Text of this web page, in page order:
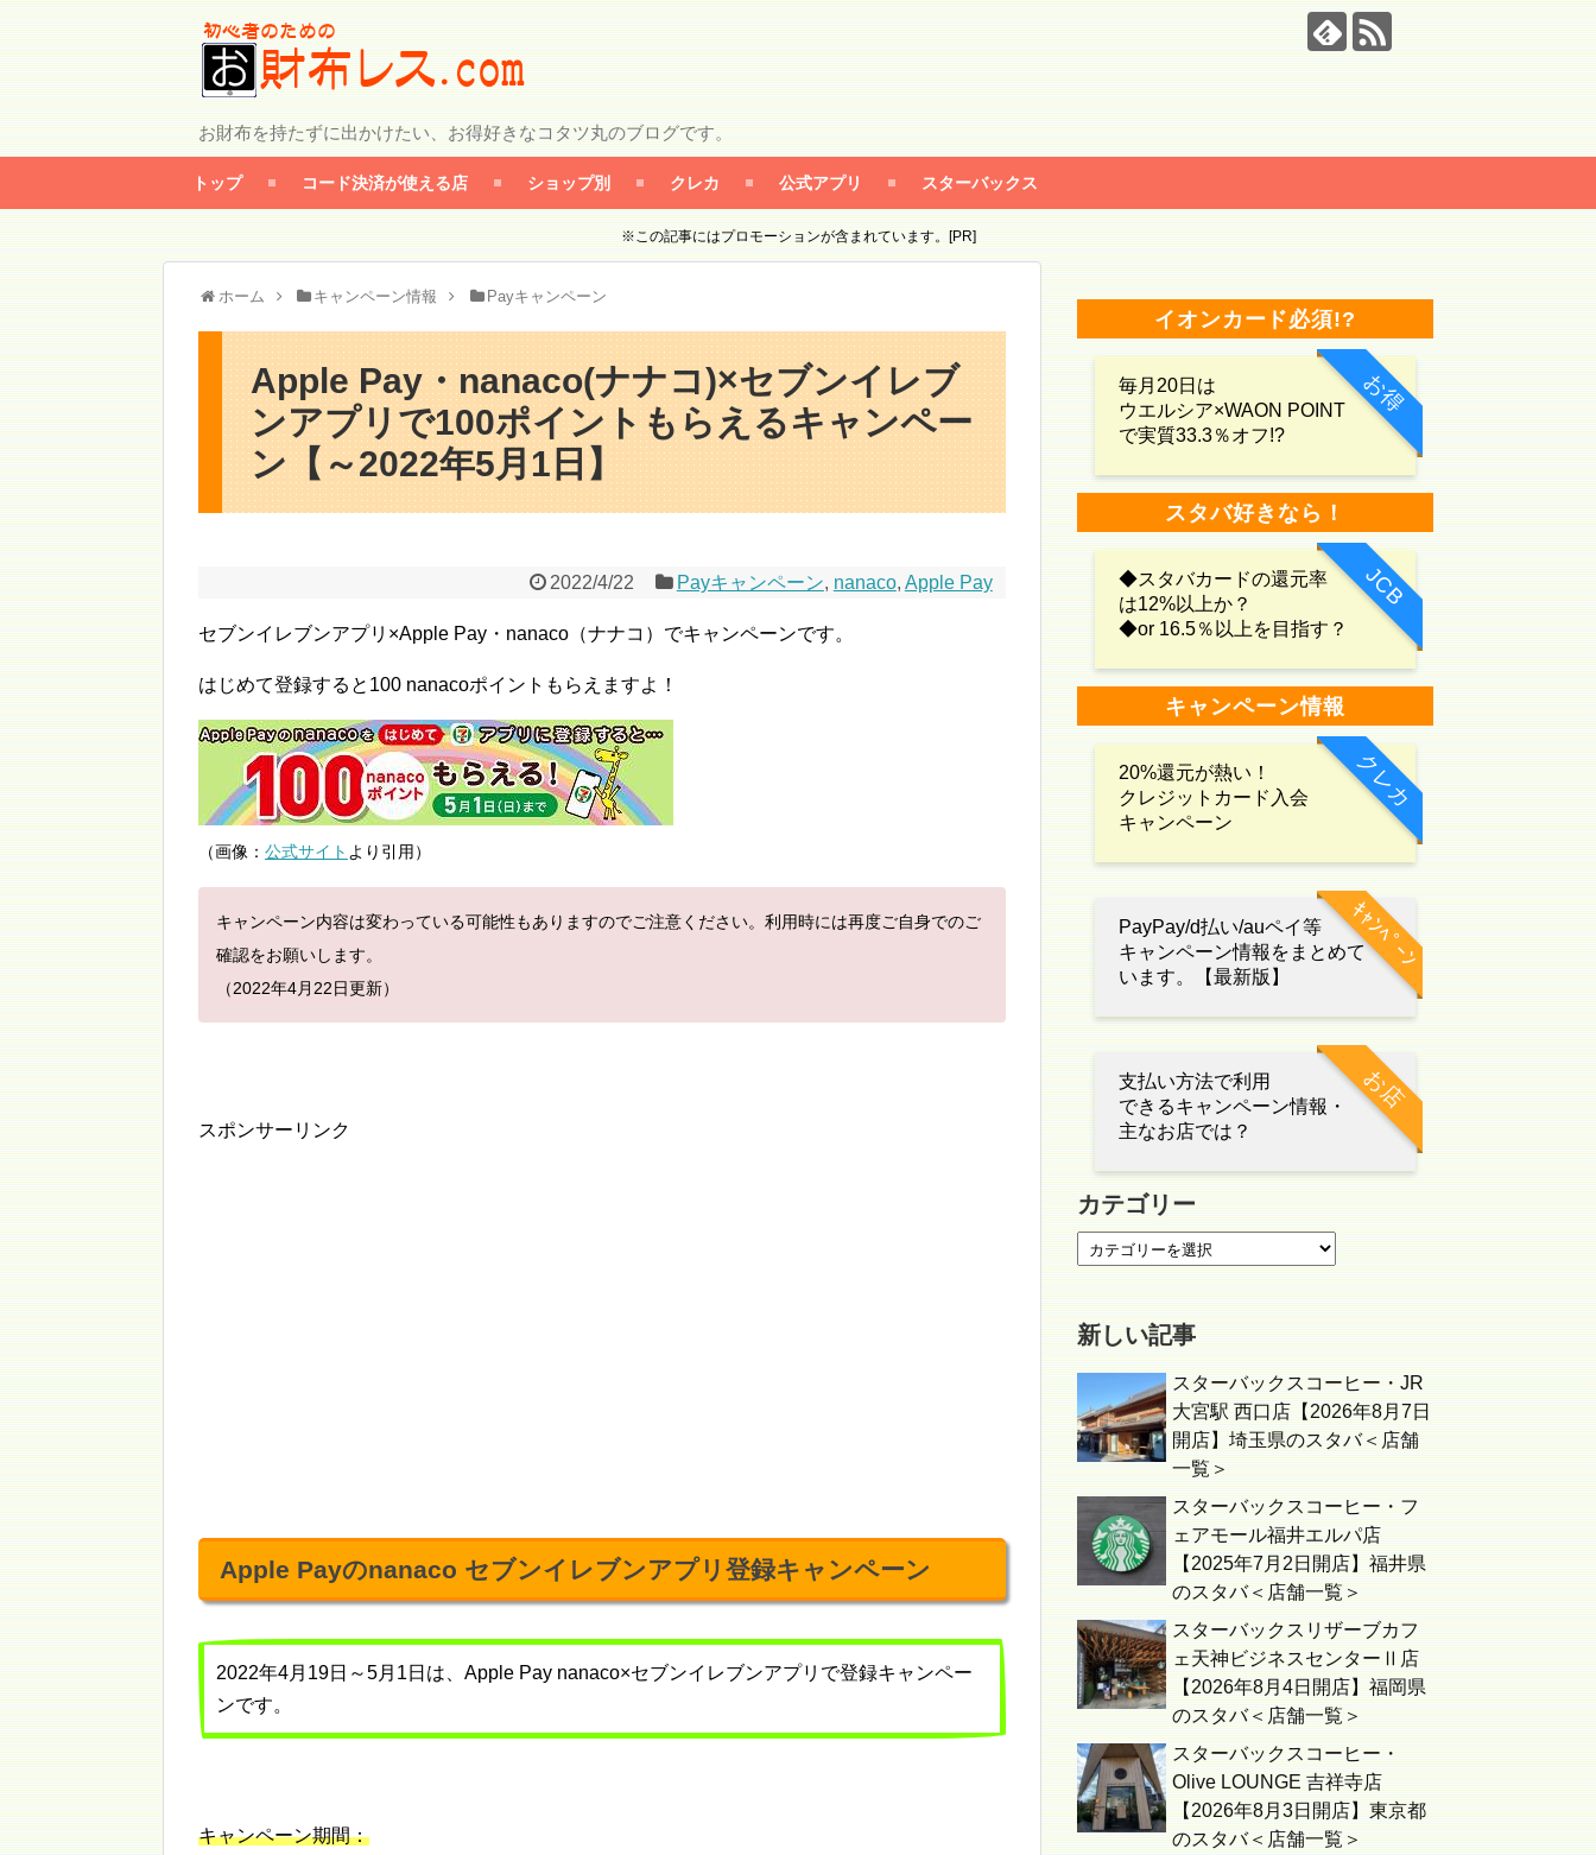
お財布を持たずに出かけたい、お得好きなコタツ丸のブログです。
トップ コード決済が使える店 ショップ別 クレカ 公式アプリ スターバックス
※この記事にはプロモーションが含まれています。[PR]
ホーム キャンペーン情報 Payキャンペーン
Apple Pay・nanaco(ナナコ)×セブンイレブ
ンアプリで100ポイントもらえるキャンペー
ン【～2022年5月1日】
2022/4/22 Payキャンペーン, nanaco, Apple Pay
セブンイレブンアプリ×Apple Pay・nanaco（ナナコ）でキャンペーンです。
はじめて登録すると100 nanacoポイントもらえますよ！
（画像： 公式サイト より引用）
キャンペーン内容は変わっている可能性もありますのでご注意ください。利用時には再度ご自身でのご
確認をお願いします。
（2022年4月22日更新）
スポンサーリンク
Apple Payのnanaco セブンイレブンアプリ登録キャンペーン
2022年4月19日～5月1日は、Apple Pay nanaco×セブンイレブンアプリで登録キャンペー
ンです。
キャンペーン期間：
イオンカード必須!?
お得
毎月20日は
ウエルシア×WAON POINT
で実質33.3％オフ!?
スタバ好きなら！
JCB
◆スタバカードの還元率
は12%以上か？
◆or 16.5％以上を目指す？
キャンペーン情報
クレカ
20%還元が熱い！
クレジットカード入会
キャンペーン
ｷｬﾝﾍﾟｰﾝ
PayPay/d払い/auペイ等
キャンペーン情報をまとめて
います。【最新版】
お店
支払い方法で利用
できるキャンペーン情報・
主なお店では？
カテゴリー
新しい記事
スターバックスコーヒー・JR
大宮駅 西口店【2026年8月7日
開店】埼玉県のスタバ＜店舗
一覧＞
スターバックスコーヒー・フ
ェアモール福井エルパ店
【2025年7月2日開店】福井県
のスタバ＜店舗一覧＞
スターバックスリザーブカフ
ェ天神ビジネスセンターⅡ店
【2026年8月4日開店】福岡県
のスタバ＜店舗一覧＞
スターバックスコーヒー・
Olive LOUNGE 吉祥寺店
【2026年8月3日開店】東京都
のスタバ＜店舗一覧＞